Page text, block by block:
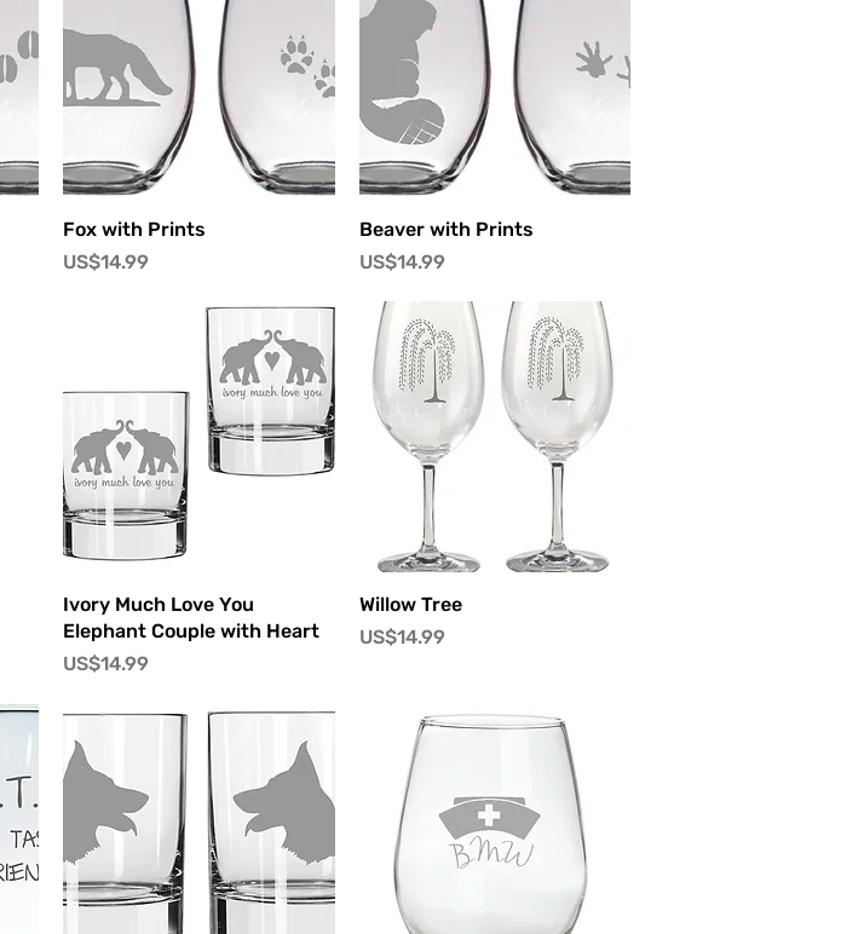
快速瀏覽
Fox with Prints
價格
US$14.99
快速瀏覽
Beaver with Prints
價格
US$14.99
快速瀏覽
Ivory Much Love You
Elephant Couple with Heart
價格
US$14.99
快速瀏覽
Willow Tree
價格
US$14.99